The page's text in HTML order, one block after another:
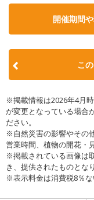
開催期間
こ
※掲載情報は2026年4月
が変更となっている場合
ださい。
※自然災害の影響やその
営業時間、植物の開花・
※掲載されている画像は
き、提供されたものとな
※表示料金は消費税8％な